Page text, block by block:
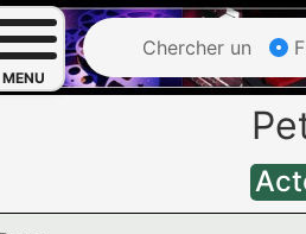
MENU
Chercher un